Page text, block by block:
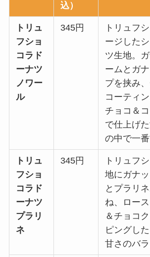
込）
トリュ
フショ
コラド
ーナツ
ノワー
ル
345円
トリュフ
ージした
ツ生地。
ームとガ
プを挟み
コーティ
チョコ＆
で仕上げ
の中で一番
トリュ
フショ
コラド
ーナツ
プラリ
ネ
345円
トリュフ
地にガナ
とプラリ
ね、ロー
＆チョコ
ピングし
甘さのバラ